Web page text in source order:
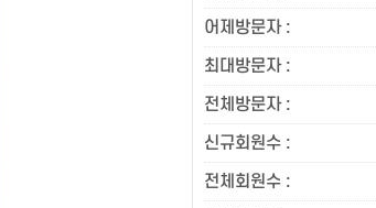
어제방문자 :
최대방문자 :
전체방문자 :
신규회원수 :
전체회원수 :